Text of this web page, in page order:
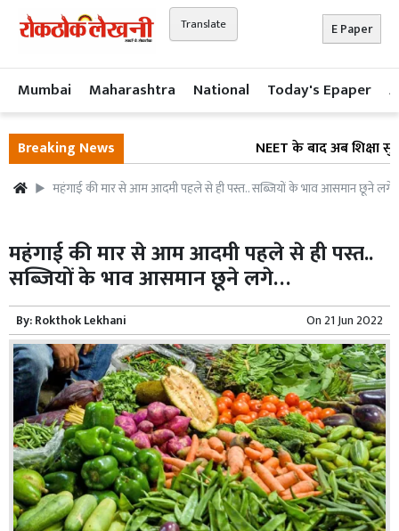
Translate E Paper
Mumbai Maharashtra National Today's Epaper
Breaking News NEET के बाद अब शिक्षा
महंगाई की मार से आम आदमी पहले से ही पस्त.. सब्जियों के भाव आसमान छूने
महंगाई की मार से आम आदमी पहले से ही पस्त..
सब्जियों के भाव आसमान छूने लगे…
By:Rokthok Lekhani On21 Jun 2022